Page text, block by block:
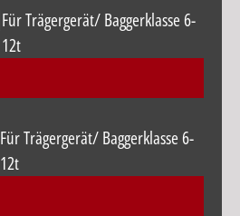
Für Trägergerät/ Baggerklasse 6-
12t
Für Trägergerät/ Baggerklasse 6-
12t